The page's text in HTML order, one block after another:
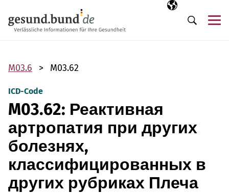
Выбранный
RU
Поиск
M03.6 M03.62
ICD-Code
M03.62: Реактивная
артропатия при других
болезнях,
классифицированных в
других рубриках Плеча